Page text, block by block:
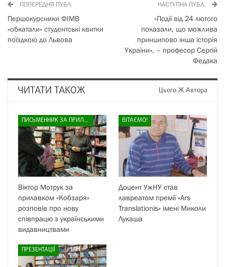
ПОПЕРЕДНЯ ПУБЛ.
Першокурсники ФІМВ
«обкатали» студентські квитки
поїздкою до Львова
НАСТУПНА ПУБЛ.
«Події від 24 лютого
показали, що можлива
принципово інша історія
України», – професор Сергій
Федака
ЧИТАТИ ТАКОЖ Цього Ж Автора
ПИСЬМЕННИК ЗА ПРИЛАВКОМ
Віктор Мотрук за
прилавком «Кобзаря»
розповів про нову
співпрацю з українськими
видавництвами
ВІТАЄМО!
Доцент УжНУ став
лавреатом премії «Ars
Translationis» імені Миколи
Лукаша
ПРЕЗЕНТАЦІЇ